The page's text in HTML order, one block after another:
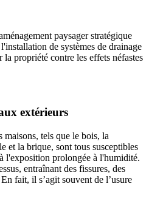
paysager stratégique
de systèmes de drainage
propriété contre les effets néfastes
extérieurs
maisons, tels que le bois, la
et la brique, sont tous susceptibles
l'exposition prolongée à l'humidité.
entraînant des fissures, des
fait, il s’agit souvent de l’usure